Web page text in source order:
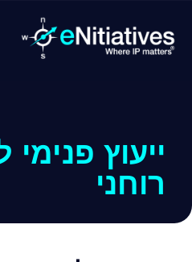
ייעוץ פנימי
רוחני